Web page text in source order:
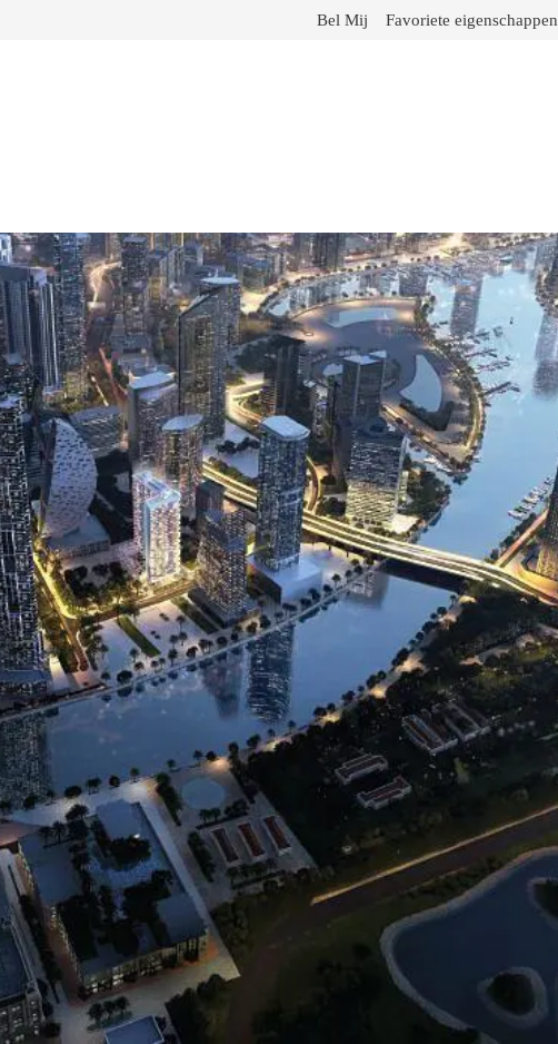
Bel Mij Favoriete eigenschappen